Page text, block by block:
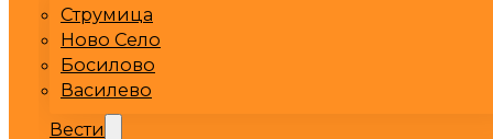
Струмица
Ново Село
Босилово
Василево
Вести